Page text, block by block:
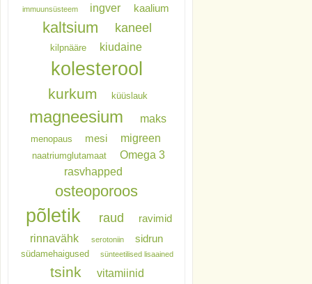
immuunsüsteem ingver kaalium
kaltsium kaneel
kilpnääre kiudaine
kolesterool
kurkum küüslauk
magneesium maks
menopaus mesi migreen
naatriumglutamaat
Omega 3
rasvhapped
osteoporoos
põletik raud ravimid
rinnavähk serotoniin sidrun
südamehaigused sünteetilised lisaained
tsink vitamiinid